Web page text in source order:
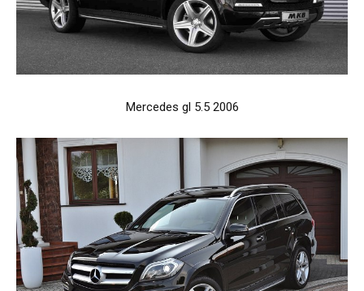
Mercedes gl 5.5 2006